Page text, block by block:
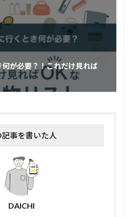
が必要？！これだけ見れば
記事を書いた人
DAICHI